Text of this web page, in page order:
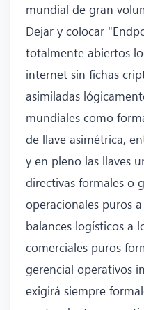
mundial de gran
Dejar y colocar
totalmente abiertos
internet sin fichas
asimiladas
mundiales como
de llave asimétrica,
y en pleno las llaves
directivas formales o
operacionales puros
balances logísticos a
comerciales puros
gerencial operativos
exigirá siempre